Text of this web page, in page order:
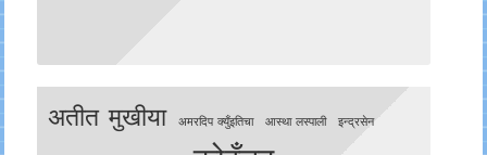
अतीत मुखीया अमरदिप क्युँइतिचा आस्था लस्पाली इन्द्रसेन